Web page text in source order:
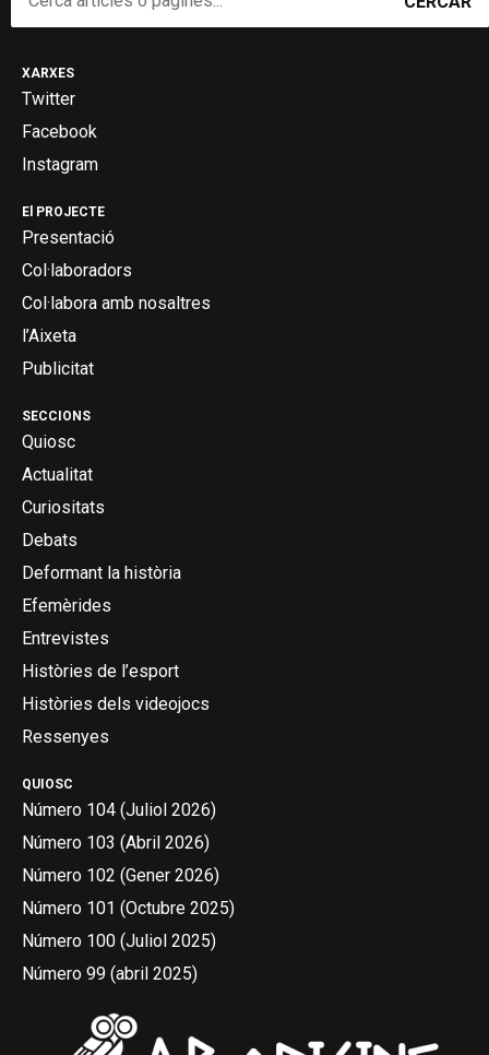
QUIOSC
Número 104 (Juliol 2026)
Número 103 (Abril 2026)
Número 102 (Gener 2026)
Número 101 (Octubre 2025)
Número 100 (Juliol 2025)
Número 99 (abril 2025)
SECCIONS
Quiosc
Actualitat
Curiositats
Debats
Deformant la història
Efemèrides
Entrevistes
Històries de l’esport
Històries dels videojocs
Ressenyes
El PROJECTE
Presentació
Col·laboradors
Col·labora amb nosaltres
l’Aixeta
Publicitat
XARXES
Twitter
Facebook
Instagram